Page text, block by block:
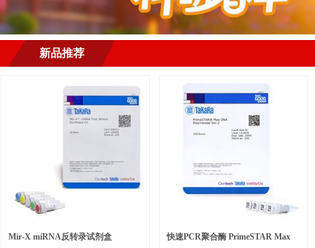
新品推荐
Mir-X miRNA反转录试剂盒 快速PCR聚合酶 PrimeSTAR Max